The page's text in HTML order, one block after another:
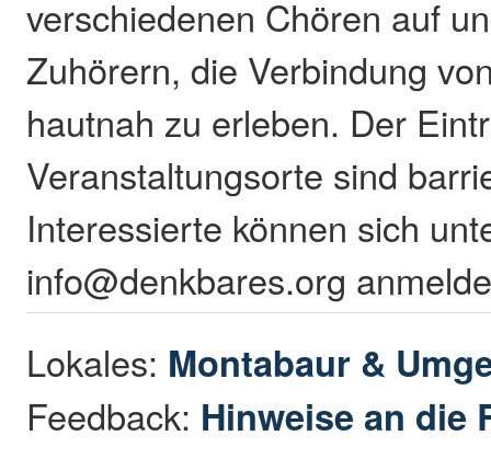
verschiedenen Chören auf
Zuhörern, die Verbindung
hautnah zu erleben. Der
Veranstaltungsorte sind
Interessierte können sich
info@denkbares.org
Lokales: Montabaur &
Feedback: Hinweise an die